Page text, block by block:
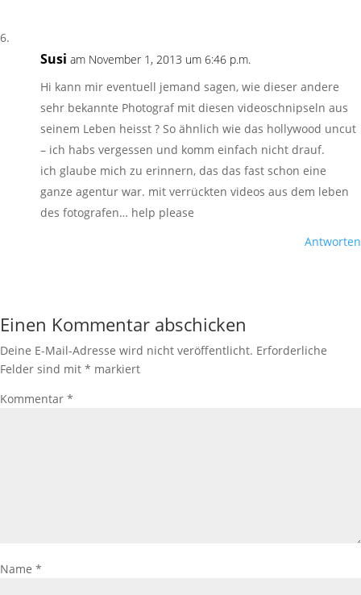
Susi am November 1, 2013 um 6:46 p.m.
Hi kann mir eventuell jemand sagen, wie dieser andere
sehr bekannte Photograf mit diesen videoschnipseln aus
seinem Leben heisst ? So ähnlich wie das hollywood uncut
– ich habs vergessen und komm einfach nicht drauf.
ich glaube mich zu erinnern, das das fast schon eine
ganze agentur war. mit verrückten videos aus dem leben
des fotografen… help please
Antworten
Einen Kommentar abschicken
Deine E-Mail-Adresse wird nicht veröffentlicht. Erforderliche
Felder sind mit * markiert
Kommentar *
Name *